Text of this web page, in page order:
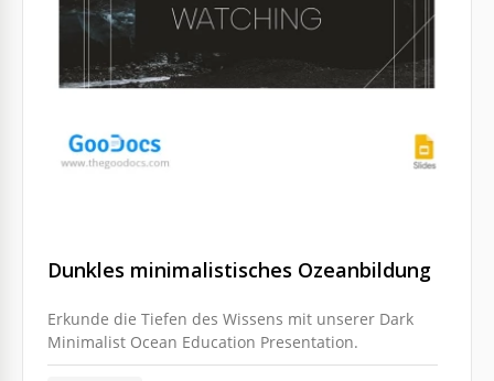
Dunkles minimalistisches Ozeanbildung
Erkunde die Tiefen des Wissens mit unserer Dark
Minimalist Ocean Education Presentation.